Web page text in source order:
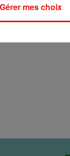
Gérer mes choix